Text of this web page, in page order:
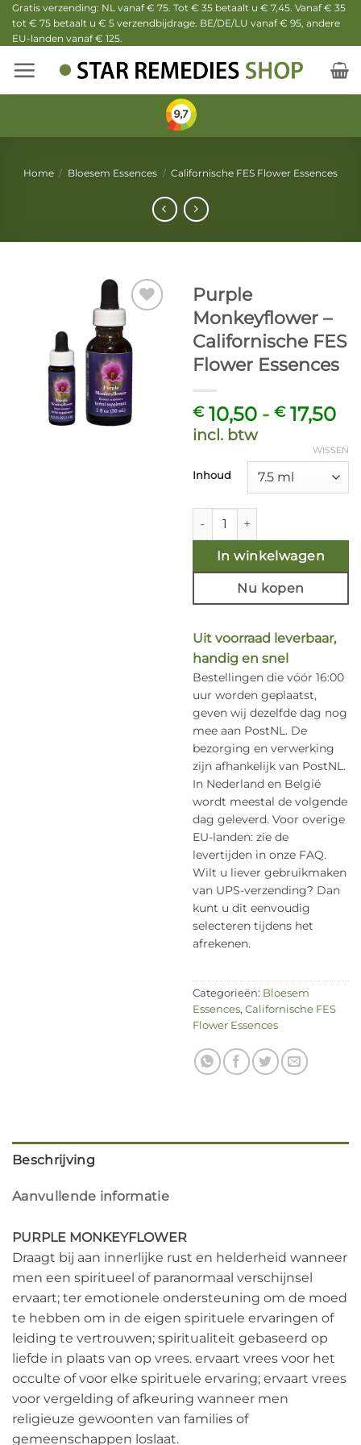
Ga
naar
inhoud
Gratis verzending: NL vanaf € 75. Tot € 35 betaalt u € 7,45. Vanaf € 35
tot € 75 betaalt u € 5 verzendbijdrage. BE/DE/LU vanaf € 95, andere
EU-landen vanaf € 125.
Home / Bloesem Essences / Californische FES Flower Essences
Purple
Monkeyflower –
Californische FES
Flower Essences
€10,50 - €17,50
€
incl. btw
Inhoud
WISSEN
Purple Monkeyflower -
In winkelwagen
Nu kopen
Uit voorraad leverbaar,
handig en snel
Bestellingen die vóór 16:00
uur worden geplaatst,
geven wij dezelfde dag nog
mee aan PostNL. De
bezorging en verwerking
zijn afhankelijk van PostNL.
In Nederland en België
wordt meestal de volgende
dag geleverd. Voor overige
EU-landen: zie de
levertijden in onze FAQ.
Wilt u liever gebruikmaken
van UPS-verzending? Dan
kunt u dit eenvoudig
selecteren tijdens het
afrekenen.
Categorieën: Bloesem
Essences, Californische FES
Flower Essences
Beschrijving
Aanvullende informatie
PURPLE MONKEYFLOWER
Draagt bij aan innerlijke rust en helderheid wanneer
men een spiritueel of paranormaal verschijnsel
ervaart; ter emotionele ondersteuning om de moed
te hebben om in de eigen spirituele ervaringen of
leiding te vertrouwen; spiritualiteit gebaseerd op
liefde in plaats van op vrees. ervaart vrees voor het
occulte of voor elke spirituele ervaring; ervaart vrees
voor vergelding of afkeuring wanneer men
religieuze gewoonten van families of
gemeenschappen loslaat.